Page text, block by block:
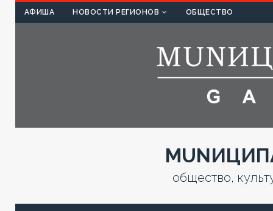
АФИША НОВОСТИ РЕГИОНОВ ОБЩЕСТВО
общество,